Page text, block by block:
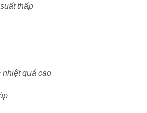
thấp
nhiệt quá cao